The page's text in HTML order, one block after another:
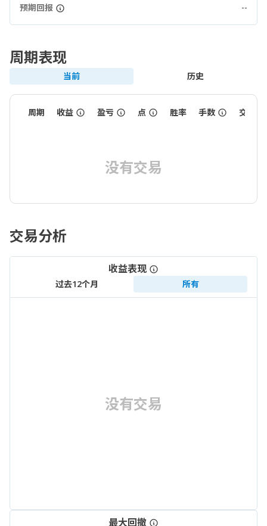
预期回报
--
周期表现
当前 历史
周期 收益 盈亏 点 胜率 手数 交易数
没有交易
交易分析
收益表现
过去12个月 所有
没有交易
最大回撤